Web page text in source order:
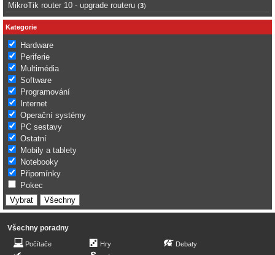
MikroTik router 10 - upgrade routeru (3)
Kategorie
Hardware
Periferie
Multimédia
Software
Programování
Internet
Operační systémy
PC sestavy
Ostatní
Mobily a tablety
Notebooky
Připomínky
Pokec
Všechny poradny
Počítače
Hry
Debaty